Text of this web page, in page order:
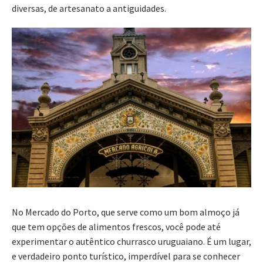
diversas, de artesanato a antiguidades.
No Mercado do Porto, que serve como um bom almoço já
que tem opções de alimentos frescos, você pode até
experimentar o autêntico churrasco uruguaiano. É um lugar,
e verdadeiro ponto turístico, imperdível para se conhecer